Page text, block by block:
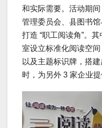
和实际需要。活动期
管理委员会、县图书
打造 “职工阅读角”。
室设立标准化阅读空
以及主题标识牌，搭
时，为另外 3 家企业